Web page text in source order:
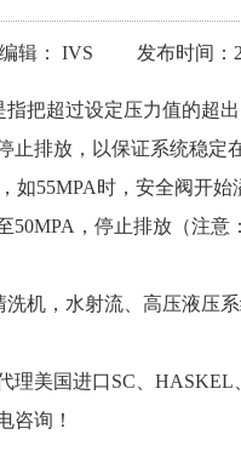
编辑： IVS 发布时间：
指把超过设定压力值的超
止排放，以保证系统稳
如55MPA时，安全阀开
50MPA，停止排放（注
机，水射流、高压液压
理美国进口SC、
咨询！